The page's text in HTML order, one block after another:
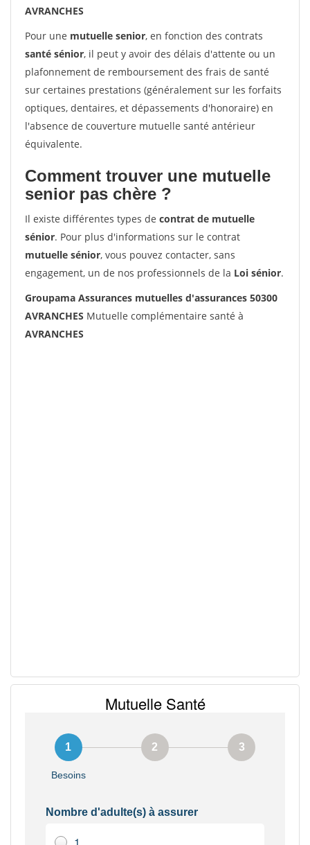
AVRANCHES
Pour une mutuelle senior, en fonction des contrats
santé sénior, il peut y avoir des délais d'attente ou un
plafonnement de remboursement des frais de santé
sur certaines prestations (généralement sur les forfaits
optiques, dentaires, et dépassements d'honoraire) en
l'absence de couverture mutuelle santé antérieur
équivalente.
Comment trouver une mutuelle
senior pas chère ?
Il existe différentes types de contrat de mutuelle
sénior. Pour plus d'informations sur le contrat
mutuelle sénior, vous pouvez contacter, sans
engagement, un de nos professionnels de la Loi sénior.
Groupama Assurances mutuelles d'assurances 50300
AVRANCHES Mutuelle complémentaire santé à
AVRANCHES